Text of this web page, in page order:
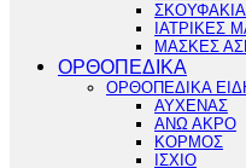
ΙΑΤΡΙΚΕΣ
ΜΑΣΚΕΣ
ΟΡΘΟΠΕΔΙΚΑ
ΟΡΘΟΠΕΔΙΚΑ
ΑΥΧΕΝΑΣ
ΑΝΩ ΑΚΡΟ
ΚΟΡΜΟΣ
ΙΣΧΙΟ